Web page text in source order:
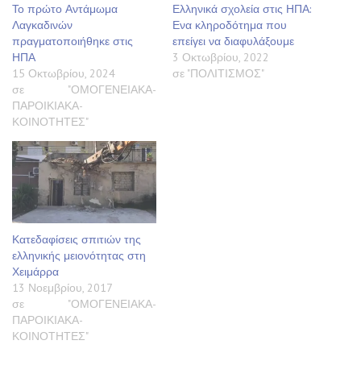
Το πρώτο Αντάμωμα
Λαγκαδινών
πραγματοποιήθηκε στις
ΗΠΑ
15 Οκτωβρίου, 2024
σε "ΟΜΟΓΕΝΕΙΑΚΑ-
ΠΑΡΟΙΚΙΑΚΑ-
ΚΟΙΝΟΤΗΤΕΣ"
Ελληνικά σχολεία στις ΗΠΑ:
Ενα κληροδότημα που
επείγει να διαφυλάξουμε
3 Οκτωβρίου, 2022
σε "ΠΟΛΙΤΙΣΜΟΣ"
Κατεδαφίσεις σπιτιών της
ελληνικής μειονότητας στη
Χειμάρρα
13 Νοεμβρίου, 2017
σε "ΟΜΟΓΕΝΕΙΑΚΑ-
ΠΑΡΟΙΚΙΑΚΑ-
ΚΟΙΝΟΤΗΤΕΣ"